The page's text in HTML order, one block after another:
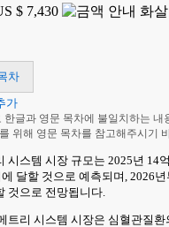
$ 7,430
차
가
글과 영문 목차에 불일치하는 내
위해 영문 목차를 참고해주시기
시스템 시장 규모는 2025년 14
달할 것으로 예측되며, 2026
것으로 전망됩니다.
트리 시스템 시장은 심혈관질